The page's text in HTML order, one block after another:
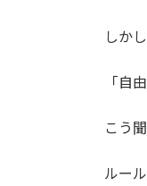
しか
「自
こう
ルー